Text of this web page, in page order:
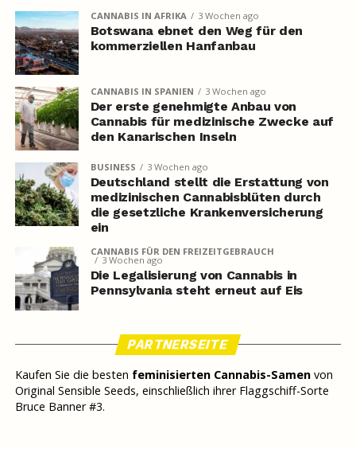
CANNABIS IN AFRIKA 3 Wochen ago
Botswana ebnet den Weg für den
kommerziellen Hanfanbau
CANNABIS IN SPANIEN 3 Wochen ago
Der erste genehmigte Anbau von
Cannabis für medizinische Zwecke auf
den Kanarischen Inseln
BUSINESS 3 Wochen ago
Deutschland stellt die Erstattung von
medizinischen Cannabisblüten durch
die gesetzliche Krankenversicherung
ein
CANNABIS FÜR DEN FREIZEITGEBRAUCH
3 Wochen ago
Die Legalisierung von Cannabis in
Pennsylvania steht erneut auf Eis
PARTNERSEITE
Kaufen Sie die besten feminisierten Cannabis-Samenvon
Original Sensible Seeds, einschließlich ihrer Flaggschiff-Sorte
Bruce Banner #3.